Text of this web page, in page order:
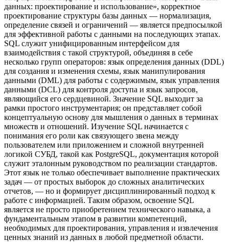
данных: проектирование и использование», корректное
проектирование структуры базы данных — нормализация,
определение связей и ограничений — является предпосылкой
для эффективной работы с данными на последующих этапах.
SQL служит унифицированным интерфейсом для
взаимодействия с такой структурой, объединяя в себе
несколько групп операторов: язык определения данных (DDL)
для создания и изменения схемы, язык манипулирования
данными (DML) для работы с содержимым, язык управления
данными (DCL) для контроля доступа и язык запросов,
являющийся его сердцевиной. Значение SQL выходит за
рамки простого инструментария; он представляет собой
концептуальную основу для мышления о данных в терминах
множеств и отношений. Изучение SQL начинается с
понимания его роли как связующего звена между
пользователем или приложением и сложной внутренней
логикой СУБД, такой как PostgreSQL, документация которой
служит эталонным руководством по реализации стандартов.
Этот язык не только обеспечивает выполнение практических
задач — от простых выборок до сложных аналитических
отчетов, — но и формирует дисциплинированный подход к
работе с информацией. Таким образом, освоение SQL
является не просто приобретением технического навыка, а
фундаментальным этапом в развитии компетенций,
необходимых для проектирования, управления и извлечения
ценных знаний из данных в любой предметной области.